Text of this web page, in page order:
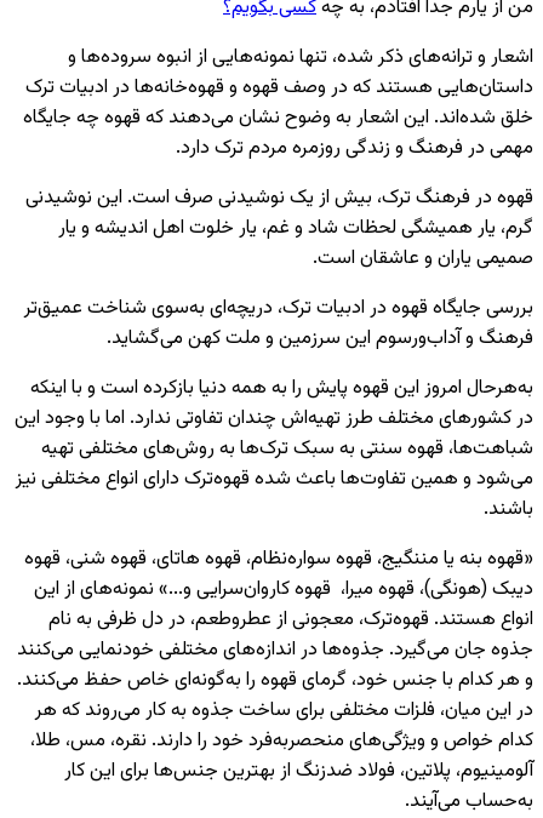
من از یارم جدا افتادم، به چهکسی بگویم؟
اشعار و ترانه‌های ذکر شده، تنها نمونه‌هایی از انبوه سروده‌ها و
داستان‌هایی هستند که در وصف قهوه و قهوه‌خانه‌ها در ادبیات ترک
خلق شده‌اند. این اشعار به وضوح نشان می‌دهند که قهوه چه جایگاه
مهمی در فرهنگ و زندگی روزمره مردم ترک دارد.
قهوه در فرهنگ ترک، بیش از یک نوشیدنی صرف است. این نوشیدنی
گرم، یار همیشگی لحظات شاد و غم، یار خلوت اهل اندیشه و یار
صمیمی یاران و عاشقان است.
بررسی جایگاه قهوه در ادبیات ترک، دریچه‌ای به‌سوی شناخت عمیق‌تر
فرهنگ و آداب‌ورسوم این سرزمین و ملت کهن می‌گشاید.
به‌هرحال امروز این قهوه پایش را به همه دنیا بازکرده است و با اینکه
در کشورهای مختلف طرز تهیه‌اش چندان تفاوتی ندارد. اما با وجود این
شباهت‌ها، قهوه سنتی به سبک ترک‌ها به روش‌های مختلفی تهیه
می‌شود و همین تفاوت‌ها باعث شده قهوه‌ترک دارای انواع مختلفی نیز
باشند.
«قهوه بنه یا مننگیج، قهوه سواره‌نظام، قهوه هاتای، قهوه شنی، قهوه
دیبک (هونگی)، قهوه میرا، قهوه کاروان‌سرایی و...» نمونه‌های از این
انواع هستند. قهوه‌ترک، معجونی از عطروطعم، در دل ظرفی به نام
جذوه جان می‌گیرد. جذوه‌ها در اندازه‌های مختلفی خودنمایی می‌کنند
و هر کدام با جنس خود، گرمای قهوه را به‌گونه‌ای خاص حفظ می‌کنند.
در این میان، فلزات مختلفی برای ساخت جذوه به کار می‌روند که هر
کدام خواص و ویژگی‌های منحصربه‌فرد خود را دارند. نقره، مس، طلا،
آلومینیوم، پلاتین، فولاد ضدزنگ از بهترین جنس‌ها برای این کار
به‌حساب می‌آیند.